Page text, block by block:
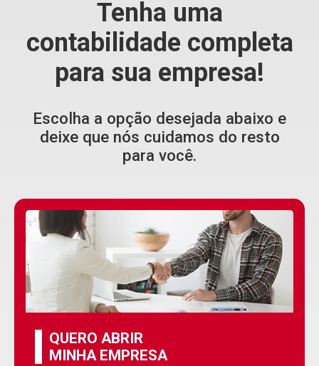
Tenha uma
contabilidade completa
para sua empresa!
Escolha a opção desejada abaixo e
deixe que nós cuidamos do resto
para você.
QUERO ABRIR
MINHA EMPRESA